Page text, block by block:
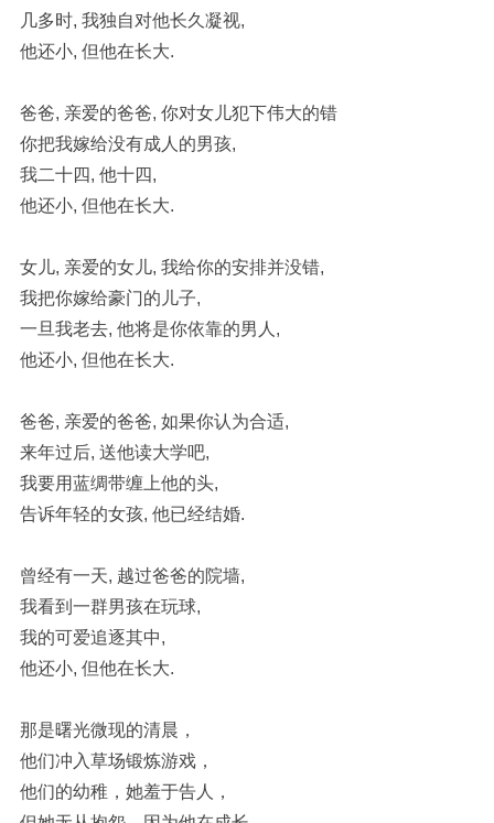
几多时, 我独自对他长久凝视,
他还小, 但他在长大.
爸爸, 亲爱的爸爸, 你对女儿犯下伟大的错
你把我嫁给没有成人的男孩,
我二十四, 他十四,
他还小, 但他在长大.
女儿, 亲爱的女儿, 我给你的安排并没错,
我把你嫁给豪门的儿子,
一旦我老去, 他将是你依靠的男人,
他还小, 但他在长大.
爸爸, 亲爱的爸爸, 如果你认为合适,
来年过后, 送他读大学吧,
我要用蓝绸带缠上他的头,
告诉年轻的女孩, 他已经结婚.
曾经有一天, 越过爸爸的院墙,
我看到一群男孩在玩球,
我的可爱追逐其中,
他还小, 但他在长大.
那是曙光微现的清晨，
他们冲入草场锻炼游戏，
他们的幼稚，她羞于告人，